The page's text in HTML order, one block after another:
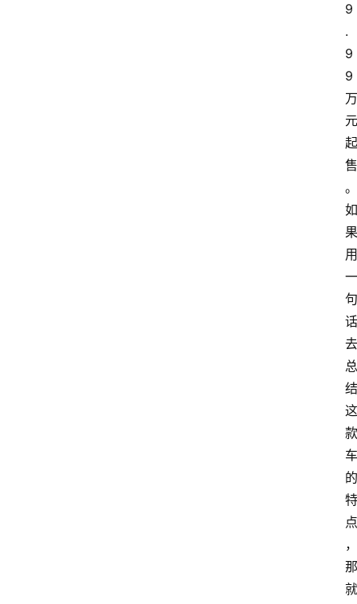
9
.
9
9
万
元
起
售
。
如
果
用
一
句
话
去
总
结
这
款
车
的
特
点
，
那
就